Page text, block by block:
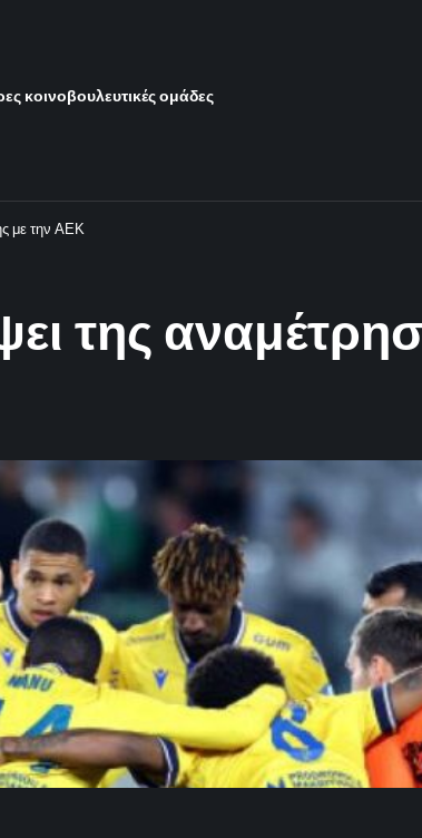
κοινοβουλευτικές ομάδες
με την ΑΕΚ
της